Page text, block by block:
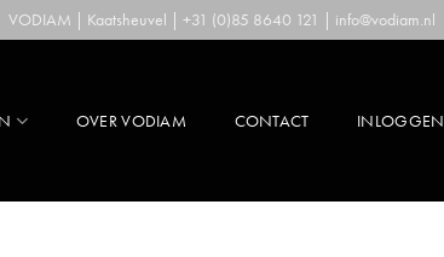
VODIAM | Kaatsheuvel | +31 (0)85 8640 121 | info@vodiam.nl
OVER VODIAM CONTACT INLOGGEN